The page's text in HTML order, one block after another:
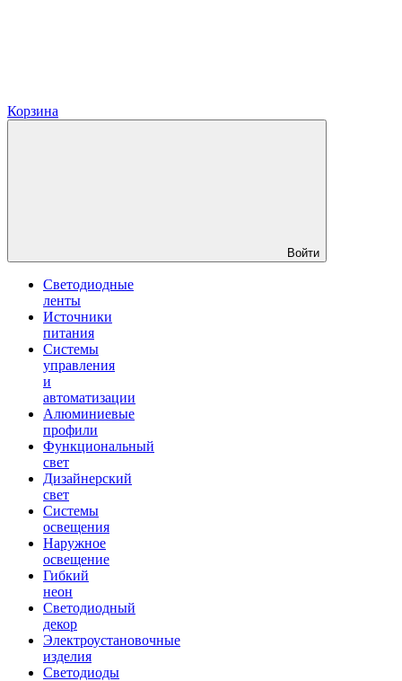
Корзина
Войти
Светодиодные
ленты
Источники
питания
Системы
управления
и
автоматизации
Алюминиевые
профили
Функциональный
свет
Дизайнерский
свет
Системы
освещения
Наружное
освещение
Гибкий
неон
Светодиодный
декор
Электроустановочные
изделия
Светодиоды